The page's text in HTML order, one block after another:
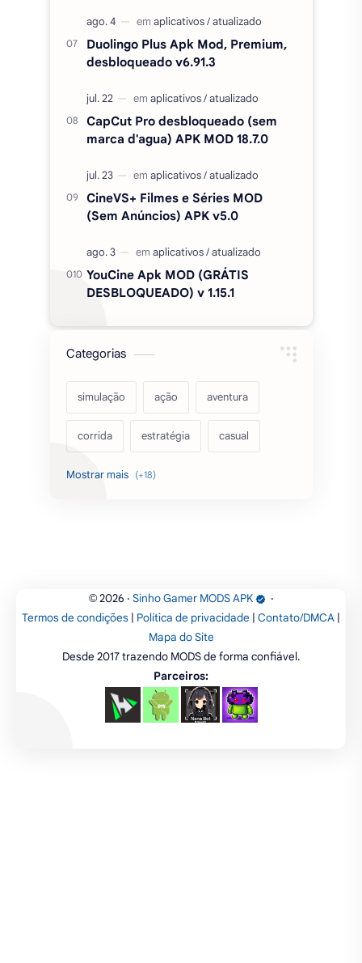
Duolingo Plus Apk Mod, Premium,
desbloqueado v6.91.3
CapCut Pro desbloqueado (sem
marca d'agua) APK MOD 18.7.0
CineVS+ Filmes e Séries MOD
(Sem Anúncios) APK v5.0
YouCine Apk MOD (GRÁTIS
DESBLOQUEADO) v 1.15.1
Categorias
simulação ação aventura
corrida estratégia casual
acarde esportes
luta educação
desenho
artes
© 2026 ‧ Sinho Gamer MODS APK
‧
Termos de condições | Política de privacidade | Contato/DMCA |
Mapa do Site
Desde 2017 trazendo MODS de forma confiável.
Parceiros: